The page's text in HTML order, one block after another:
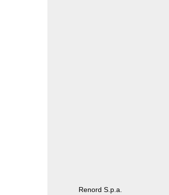
Renord S.p.a.